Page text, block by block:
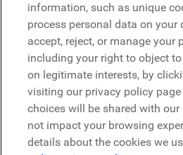
Demo anfragen
Demo anfragen
Kontakt
information, such as unique
process personal data on your
accept, reject, or manage your
including your right to object
on legitimate interests, by
visiting our privacy policy
choices will be shared with
not impact your browsing
details about the cookies we